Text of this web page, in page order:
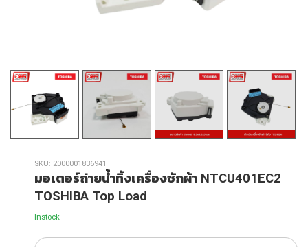
SKU: 2000001836941
มอเตอร์ถ่ายน้ำทิ้งเครื่องซักผ้า NTCU401EC2
TOSHIBA Top Load
Instock